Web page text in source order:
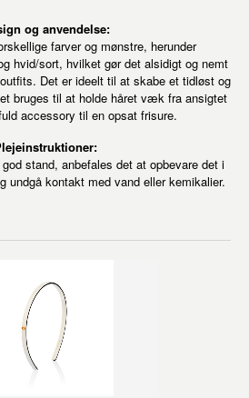
og anvendelse:
farver og mønstre, herunder
hvid/sort, hvilket gør det alsidigt og nemt
Det er ideelt til at skabe et tidløst og
bruges til at holde håret væk fra ansigtet
accessory til en opsat frisure.
stand, anbefales det at opbevare det i
undgå kontakt med vand eller kemikalier.